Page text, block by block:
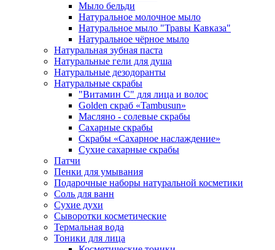
Мыло бельди
Натуральное молочное мыло
Натуральное мыло "Травы Кавказа"
Натуральное чёрное мыло
Натуральная зубная паста
Натуральные гели для душа
Натуральные дезодоранты
Натуральные скрабы
"Витамин С" для лица и волос
Golden скраб «Tambusun»
Масляно - солевые скрабы
Сахарные скрабы
Скрабы «Сахарное наслаждение»
Сухие сахарные скрабы
Патчи
Пенки для умывания
Подарочные наборы натуральной косметики
Соль для ванн
Сухие духи
Сыворотки косметические
Термальная вода
Тоники для лица